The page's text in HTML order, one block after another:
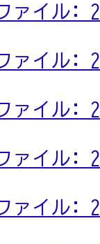
ァイル:
ァイル:
ァイル:
ァイル:
ァイル: